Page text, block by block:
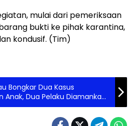
mulai dari pemeriksaan
bukti ke pihak karantina,
kondusif. (Tim)
Bongkar Dua Kasus
Anak, Dua Pelaku Diamankan